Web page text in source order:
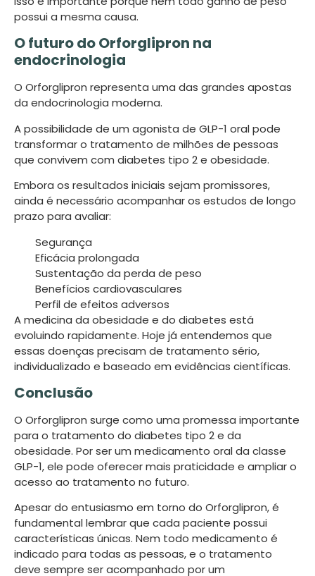
possui a mesma causa.
O futuro do Orforglipron na
endocrinologia
O Orforglipron representa uma das grandes apostas
da endocrinologia moderna.
A possibilidade de um agonista de GLP-1 oral pode
transformar o tratamento de milhões de pessoas
que convivem com diabetes tipo 2 e obesidade.
Embora os resultados iniciais sejam promissores,
ainda é necessário acompanhar os estudos de longo
prazo para avaliar:
Segurança
Eficácia prolongada
Sustentação da perda de peso
Benefícios cardiovasculares
Perfil de efeitos adversos
A medicina da obesidade e do diabetes está
evoluindo rapidamente. Hoje já entendemos que
essas doenças precisam de tratamento sério,
individualizado e baseado em evidências científicas.
Conclusão
O Orforglipron surge como uma promessa importante
para o tratamento do diabetes tipo 2 e da
obesidade. Por ser um medicamento oral da classe
GLP-1, ele pode oferecer mais praticidade e ampliar o
acesso ao tratamento no futuro.
Apesar do entusiasmo em torno do Orforglipron, é
fundamental lembrar que cada paciente possui
características únicas. Nem todo medicamento é
indicado para todas as pessoas, e o tratamento
deve sempre ser acompanhado por um